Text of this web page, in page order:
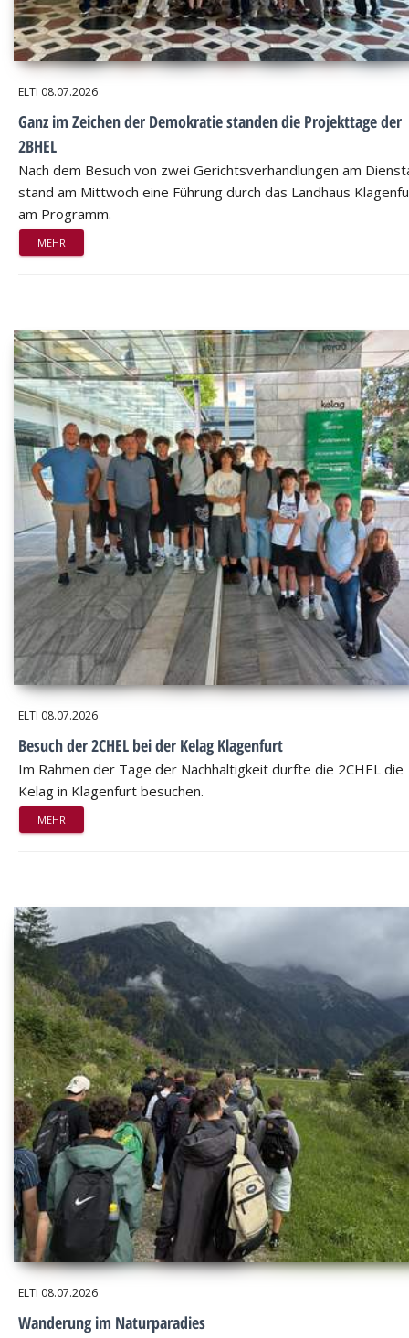
ELTI 08.07.2026
Ganz im Zeichen der Demokratie standen die Projekttage der
2BHEL
Nach dem Besuch von zwei Gerichtsverhandlungen am
stand am Mittwoch eine Führung durch das Landhaus
am Programm.
MEHR
ELTI 08.07.2026
Besuch der 2CHEL bei der Kelag Klagenfurt
Im Rahmen der Tage der Nachhaltigkeit durfte die 2CHEL die
Kelag in Klagenfurt besuchen.
MEHR
ELTI 08.07.2026
Wanderung im Naturparadies